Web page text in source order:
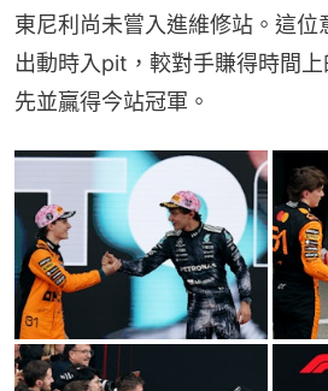
東尼利尚未嘗入進維修站。這位
出動時入pit，較對手賺得時間
先並贏得今站冠軍。